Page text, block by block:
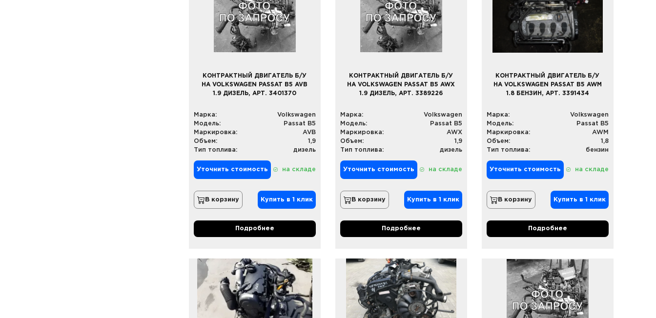
КОНТРАКТНЫЙ ДВИГАТЕЛЬ Б/У
НА VOLKSWAGEN PASSAT B5 AVB
1.9 ДИЗЕЛЬ, АРТ. 3401370
Марка:
Volkswagen
Модель:
Passat B5
Маркировка:
AVB
Объем:
1,9
Тип топлива:
дизель
Уточнить стоимость на складе
В корзину Купить в 1 клик
Подробнее
КОНТРАКТНЫЙ ДВИГАТЕЛЬ Б/У
НА VOLKSWAGEN PASSAT B5 AWX
1.9 ДИЗЕЛЬ, АРТ. 3389226
Марка:
Volkswagen
Модель:
Passat B5
Маркировка:
AWX
Объем:
1,9
Тип топлива:
дизель
Уточнить стоимость на складе
В корзину Купить в 1 клик
Подробнее
КОНТРАКТНЫЙ ДВИГАТЕЛЬ Б/У
НА VOLKSWAGEN PASSAT B5 AWM
1.8 БЕНЗИН, АРТ. 3391434
Марка:
Volkswagen
Модель:
Passat B5
Маркировка:
AWM
Объем:
1,8
Тип топлива:
бензин
Уточнить стоимость на складе
В корзину Купить в 1 клик
Подробнее